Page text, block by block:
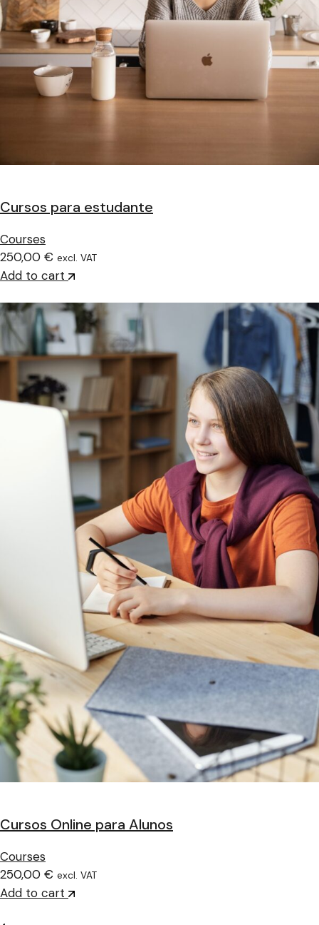
Cursos para estudante
Courses
250,00 € excl. VAT
Add to cart
Cursos Online para Alunos
Courses
250,00 € excl. VAT
Add to cart